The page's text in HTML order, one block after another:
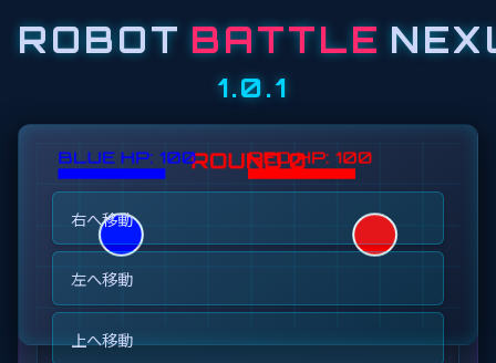
ROBOT BATTLE
1.0.1
AVAILABLE COMMANDS
右へ移動
左へ移動
上へ移動